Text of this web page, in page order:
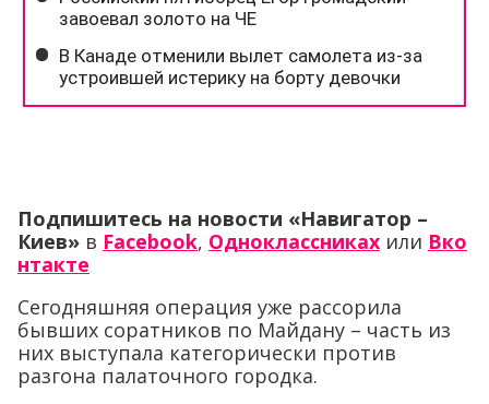
Подпишитесь на новости «Навигатор –
Киев» в Facebook, Одноклассниках или Вко
нтакте
Сегодняшняя операция уже рассорила
бывших соратников по Майдану – часть из
них выступала категорически против
разгона палаточного городка.